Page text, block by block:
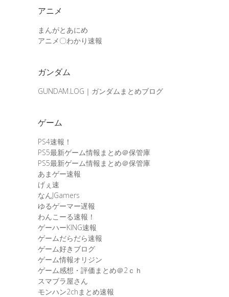
アニメ
まんがとあにめ
アニメ〇わかり速報
ガンダム
GUNDAM.LOG｜ガンダムまとめブログ
ゲーム
PS4速報！
PS5最新ゲーム情報まとめ＠保管庫
PS5最新ゲーム情報まとめ＠保管庫
あまゲー速報
げぇ速
なんJGamers
ゆるゲーマー遅報
わんこーる速報！
ゲーハーKING速報
ゲームだらだら速報
ゲーム好きブログ
ゲーム情報オリジン
ゲーム感想・評価まとめ＠2ｃｈ
スマブラ屋さん
モンハン2chまとめ速報